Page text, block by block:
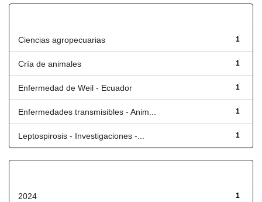
1
Ciencias agropecuarias
1
Cría de animales
1
Enfermedad de Weil - Ecuador
1
Enfermedades transmisibles - Anim...
1
Leptospirosis - Investigaciones -...
1
2024